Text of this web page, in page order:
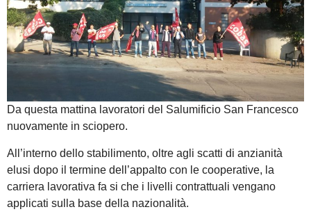
Da questa mattina lavoratori del Salumificio San Francesco
nuovamente in sciopero.
All’interno dello stabilimento, oltre agli scatti di anzianità
elusi dopo il termine dell’appalto con le cooperative, la
carriera lavorativa fa si che i livelli contrattuali vengano
applicati sulla base della nazionalità.